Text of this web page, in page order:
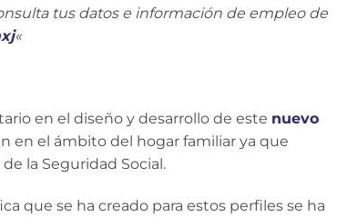
tus datos e información de empleo de
«
en el diseño y desarrollo de este nuevo
en el ámbito del hogar familiar ya que
la Seguridad Social.
que se ha creado para estos perfiles se ha